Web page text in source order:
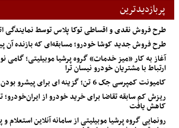
پربازدیدترین
طرح فروش نقدی و اقساطی توکا پلاس توسط نمایندگی
طرح فروش جدید کوشا خودرو؛ مسابقه‌ای که بازنده
آغاز به کار «میز خدمات» گروه پرشیا موبیلیتی؛ گامی
ارتباط با مشتریان خودرو نیسان ترا
کامیونت کمپرسی جک 6 تن؛ گزینه ای برای پیشرو بودن در بازار
کاهش یافت
رونمایی گروه پرشیا موبیلیتی از سامانه آنلاین